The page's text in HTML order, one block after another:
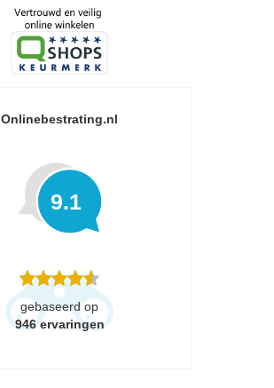
Onlinebestrating.nl
9.1
gebaseerd op
946 ervaringen